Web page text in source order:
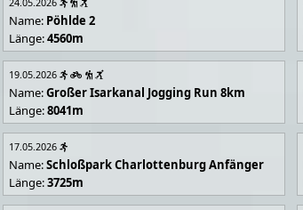
Name: Pöhlde 2
Länge:4560m
19.05.2026
Name:Großer Isarkanal Jogging Run 8km
Länge:8041m
17.05.2026
Name:Schloßpark Charlottenburg Anfänger
Länge:3725m